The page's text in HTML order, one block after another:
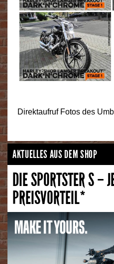
Direktaufruf Fotos des
AKTUELLES AUS DEM SHOP
DIE SPORTSTER S
PREISVORTEIL*